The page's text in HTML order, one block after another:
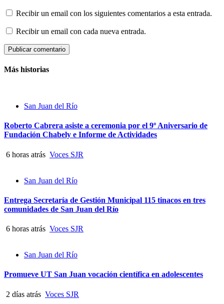
Recibir un email con los siguientes comentarios a esta entrada.
Recibir un email con cada nueva entrada.
Más historias
San Juan del Río
Roberto Cabrera asiste a ceremonia por el 9º Aniversario de
Fundación Chabely e Informe de Actividades
6 horas atrás Voces SJR
San Juan del Río
Entrega Secretaría de Gestión Municipal 115 tinacos en tres
comunidades de San Juan del Río
6 horas atrás Voces SJR
San Juan del Río
Promueve UT San Juan vocación científica en adolescentes
2 días atrás Voces SJR